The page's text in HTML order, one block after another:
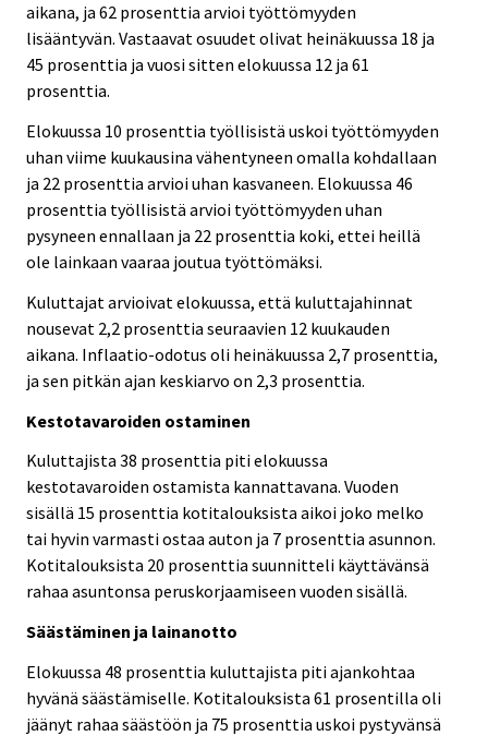
aikana, ja 62 prosenttia arvioi työttömyyden
lisääntyvän. Vastaavat osuudet olivat heinäkuussa 18 ja
45 prosenttia ja vuosi sitten elokuussa 12 ja 61
prosenttia.
Elokuussa 10 prosenttia työllisistä uskoi työttömyyden
uhan viime kuukausina vähentyneen omalla kohdallaan
ja 22 prosenttia arvioi uhan kasvaneen. Elokuussa 46
prosenttia työllisistä arvioi työttömyyden uhan
pysyneen ennallaan ja 22 prosenttia koki, ettei heillä
ole lainkaan vaaraa joutua työttömäksi.
Kuluttajat arvioivat elokuussa, että kuluttajahinnat
nousevat 2,2 prosenttia seuraavien 12 kuukauden
aikana. Inflaatio-odotus oli heinäkuussa 2,7 prosenttia,
ja sen pitkän ajan keskiarvo on 2,3 prosenttia.
Kestotavaroiden ostaminen
Kuluttajista 38 prosenttia piti elokuussa
kestotavaroiden ostamista kannattavana. Vuoden
sisällä 15 prosenttia kotitalouksista aikoi joko melko
tai hyvin varmasti ostaa auton ja 7 prosenttia asunnon.
Kotitalouksista 20 prosenttia suunnitteli käyttävänsä
rahaa asuntonsa peruskorjaamiseen vuoden sisällä.
Säästäminen ja lainanotto
Elokuussa 48 prosenttia kuluttajista piti ajankohtaa
hyvänä säästämiselle. Kotitalouksista 61 prosentilla oli
jäänyt rahaa säästöön ja 75 prosenttia uskoi pystyvänsä